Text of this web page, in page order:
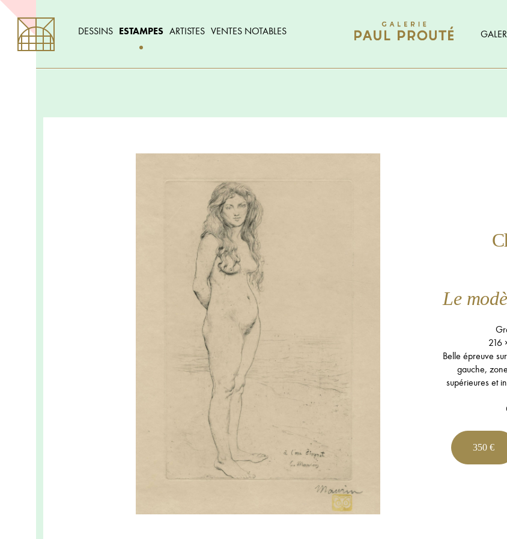
DESSINS ESTAMPES ARTISTES VENTES NOTABLES
Le
216
Belle épreuve
gauche,
supérieures et
350 €